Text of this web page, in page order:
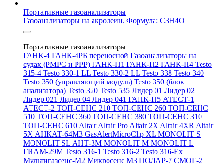
Портативные газоанализаторы
Газоанализаторы на акролеин. Формула: C3H4O
Портативные газоанализаторы
ГАНК-4 ГАНК-4РБ переносной Газоанализаторы на
судах (РМРС и РРР) ГАНК-П1 ГАНК-П2 ГАНК-П4 Testo
315-4 Testo 330-1 LL Testo 330-2 LL Testo 338 Testo 340
Testo 350 (управляющий модуль) Testo 350 (блок
анализатора) Testo 320 Testo 535 Лидер 01 Лидер 02
Лидер 021 Лидер 04 Лидер 041 ГАНК-П5 АТЕСТ-1
АТЕСТ-2 ТОП-СЕНС 210 ТОП-СЕНС 260 ТОП-СЕНС
510 ТОП-СЕНС 360 ТОП-СЕНС 380 ТОП-СЕНС 310
ТОП-СЕНС 610 AltairAltair Pro Altair 2X Altair 4XR Altair
5X АНКАТ-64М3 GasAlertMicroClip XL MONOLIT S
MONOLIT SL АНТ-3М MONOLIT M MONOLIT L
ГИАМ-29М Testo 316-1 Testo 316-2 Testo 316-Ex
Мультигазсенс-М2 Микросенс М3 ПОЛАР-7 СМОГ-2